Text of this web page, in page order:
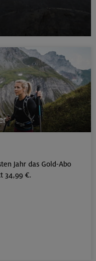
Jahr das Gold-Abo
34,99 €.